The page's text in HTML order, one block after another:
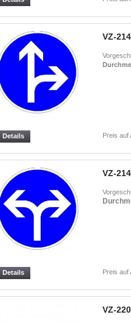
VZ-
Preis auf
Details
VZ-
Preis auf
Details
VZ-